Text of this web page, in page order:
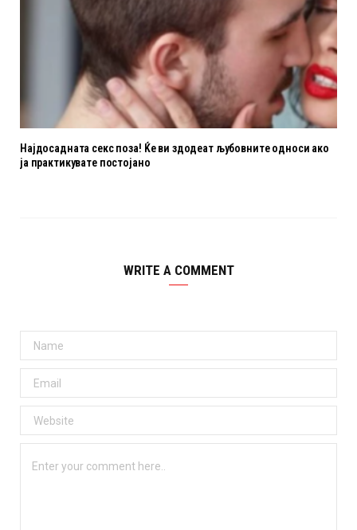
Најдосадната секс поза! Ќе ви здодеат љубовните oдноси ако
ја практикувате постојано
WRITE A COMMENT